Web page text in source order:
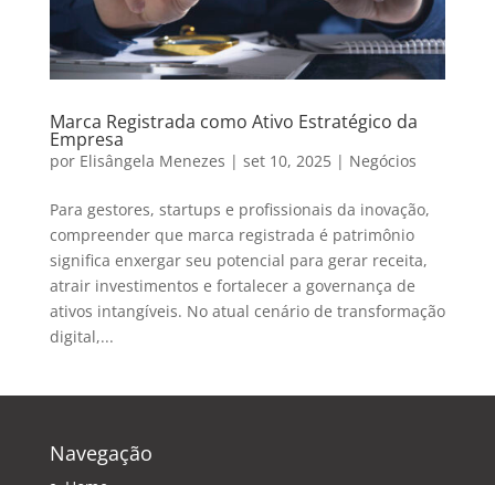
Marca Registrada como Ativo Estratégico da
Empresa
por Elisângela Menezes | set 10, 2025| Negócios
Para gestores, startups e profissionais da inovação,
compreender que marca registrada é patrimônio
significa enxergar seu potencial para gerar receita,
atrair investimentos e fortalecer a governança de
ativos intangíveis. No atual cenário de transformação
digital,...
Navegação